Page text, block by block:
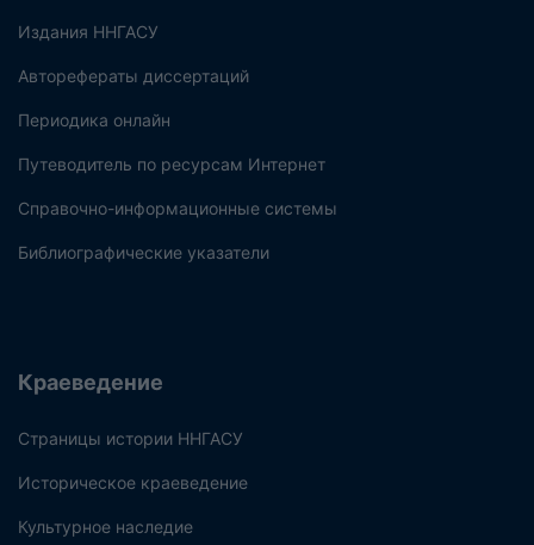
Издания ННГАСУ
Авторефераты диссертаций
Периодика онлайн
Путеводитель по ресурсам Интернет
Справочно-информационные системы
Библиографические указатели
Краеведение
Страницы истории ННГАСУ
Историческое краеведение
Культурное наследие